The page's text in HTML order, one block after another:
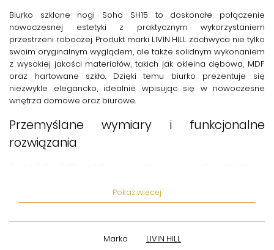
Biurko szklane nogi Soho SH15 to doskonałe połączenie
nowoczesnej estetyki z praktycznym wykorzystaniem
przestrzeni roboczej. Produkt marki LIVIN HILL zachwyca nie tylko
swoim oryginalnym wyglądem, ale także solidnym wykonaniem
z wysokiej jakości materiałów, takich jak okleina dębowa, MDF
oraz hartowane szkło. Dzięki temu biurko prezentuje się
niezwykle elegancko, idealnie wpisując się w nowoczesne
wnętrza domowe oraz biurowe.
Przemyślane wymiary i funkcjonalne
rozwiązania
39,5 cm, wysokość 75 cm) zapewniają odpowiednią
powierzchnię roboczą, nawet dla osób korzystających z
pozwalają na przechowywanie najpotrzebniejszych akcesoriów
Pokaż więcej
Marka
LIVIN HILL